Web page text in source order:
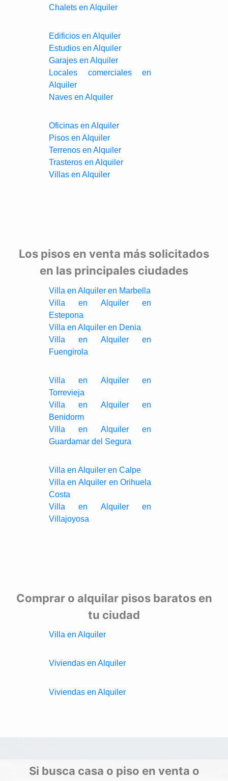
Chalets en Alquiler
Edificios en Alquiler
Estudios en Alquiler
Garajes en Alquiler
Locales comerciales en
Alquiler
Naves en Alquiler
Oficinas en Alquiler
Pisos en Alquiler
Terrenos en Alquiler
Trasteros en Alquiler
Villas en Alquiler
Los pisos en venta más solicitados
en las principales ciudades
Villa en Alquiler en Marbella
Villa en Alquiler en
Estepona
Villa en Alquiler en Denia
Villa en Alquiler en
Fuengirola
Villa en Alquiler en
Torrevieja
Villa en Alquiler en
Benidorm
Villa en Alquiler en
Guardamar del Segura
Villa en Alquiler en Calpe
Villa en Alquiler en Orihuela
Costa
Villa en Alquiler en
Villajoyosa
Comprar o alquilar pisos baratos en
tu ciudad
Villa en Alquiler
Viviendas en Alquiler
Viviendas en Alquiler
Si busca casa o piso en venta o